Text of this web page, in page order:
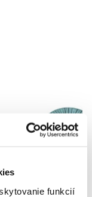
funkcií